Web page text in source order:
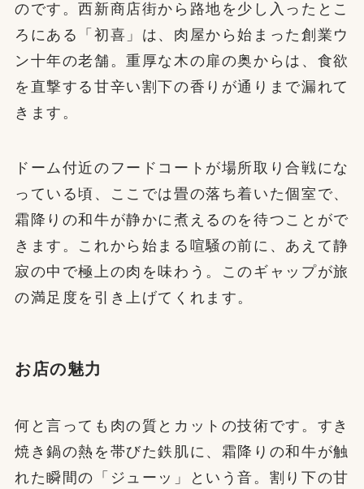
のです。西新商店街から路地を少し入ったとこ
ろにある「初喜」は、肉屋から始まった創業ウ
ン十年の老舗。重厚な木の扉の奥からは、食欲
を直撃する甘辛い割下の香りが通りまで漏れて
きます。
ドーム付近のフードコートが場所取り合戦にな
っている頃、ここでは畳の落ち着いた個室で、
霜降りの和牛が静かに煮えるのを待つことがで
きます。これから始まる喧騒の前に、あえて静
寂の中で極上の肉を味わう。このギャップが旅
の満足度を引き上げてくれます。
お店の魅力
何と言っても肉の質とカットの技術です。すき
焼き鍋の熱を帯びた鉄肌に、霜降りの和牛が触
れた瞬間の「ジューッ」という音。割り下の甘